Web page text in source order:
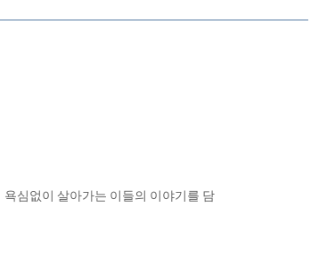
심없이 살아가는 이들의 이야기를 담